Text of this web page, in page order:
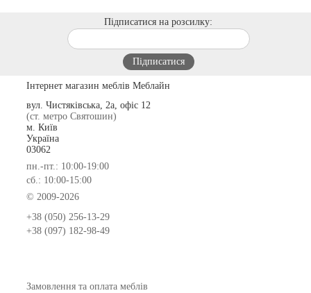
Підписатися на розсилку:
Інтернет магазин меблів Меблайн
вул. Чистяківська, 2а, офіс 12
(ст. метро Святошин)
м. Київ
Україна
03062
пн.-пт.: 10:00-19:00
сб.: 10:00-15:00
© 2009-2026
+38 (050) 256-13-29
+38 (097) 182-98-49
Замовлення та оплата меблів